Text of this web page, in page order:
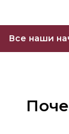
Все наши